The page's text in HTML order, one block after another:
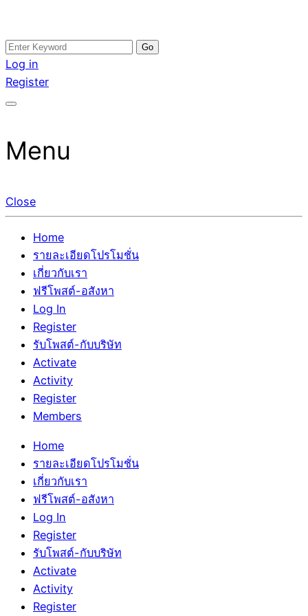
Skip
to
content
อสังหาโพสต์ รีวิวเยอะ รับจ้างโพสต์ขายบ้าน รับจ้างโพสต์อสัง
หา แตกต่างอย่างตั้งใจ รับรองผล อันดับ1 การโพสต์ขายอสังหา
กับทีมงานบริษัท บ้าน ที่ดิน คอนโด ติดGoogleหน้าแรกได้จริงๆ
รับจ้างโพสอสังหา ขายบ้าน อสังหาโพสต์ เชื่อถือได้จริง รับ
โพสต์ ที่ดิน กับทีมงานบริษัท ถูกและดีที่สุด ไม่มีค่านายหน้า
ขายได้จริงๆ ช่วยสร้างโอกาสในการขายได้มากกว่า ที่เดียว ที่
Search
for:
Log in
Register
Menu
Close
Home
รายละเอียดโปรโมชั่น
เกี่ยวกับเรา
ฟรีโพสต์-อสังหา
Log In
Register
รับโพสต์-กับบริษัท
Activate
Activity
Register
Members
Home
รายละเอียดโปรโมชั่น
เกี่ยวกับเรา
ฟรีโพสต์-อสังหา
Log In
Register
รับโพสต์-กับบริษัท
Activate
Activity
Register